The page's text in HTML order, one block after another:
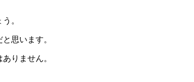
。
思います。
りません。